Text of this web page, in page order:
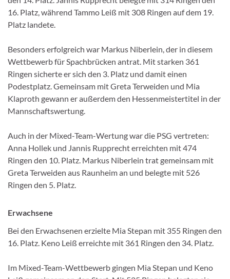
16. Platz, während Tammo Leiß mit 308 Ringen auf dem 19.
Platz landete.
Besonders erfolgreich war Markus Niberlein, der in diesem
Wettbewerb für Spachbrücken antrat. Mit starken 361
Ringen sicherte er sich den 3. Platz und damit einen
Podestplatz. Gemeinsam mit Greta Terweiden und Mia
Klaproth gewann er außerdem den Hessenmeistertitel in der
Mannschaftswertung.
Auch in der Mixed-Team-Wertung war die PSG vertreten:
Anna Hollek und Jannis Rupprecht erreichten mit 474
Ringen den 10. Platz. Markus Niberlein trat gemeinsam mit
Greta Terweiden aus Raunheim an und belegte mit 526
Ringen den 5. Platz.
Erwachsene
Bei den Erwachsenen erzielte Mia Stepan mit 355 Ringen den
16. Platz. Keno Leiß erreichte mit 361 Ringen den 34. Platz.
Im Mixed-Team-Wettbewerb gingen Mia Stepan und Keno